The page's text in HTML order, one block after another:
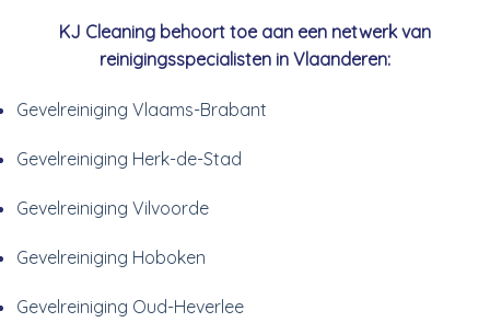
KJ Cleaning behoort toe aan een netwerk van
reinigingsspecialisten in Vlaanderen:
Gevelreiniging Vlaams-Brabant
Gevelreiniging Herk-de-Stad
Gevelreiniging Vilvoorde
Gevelreiniging Hoboken
Gevelreiniging Oud-Heverlee